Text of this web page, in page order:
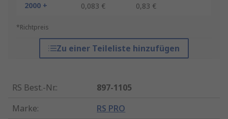
2000 +
0,083 € 0,83 €
*Richtpreis
Zu einer Teileliste hinzufügen
RS Best.-Nr.:
897-1105
Marke: RS PRO